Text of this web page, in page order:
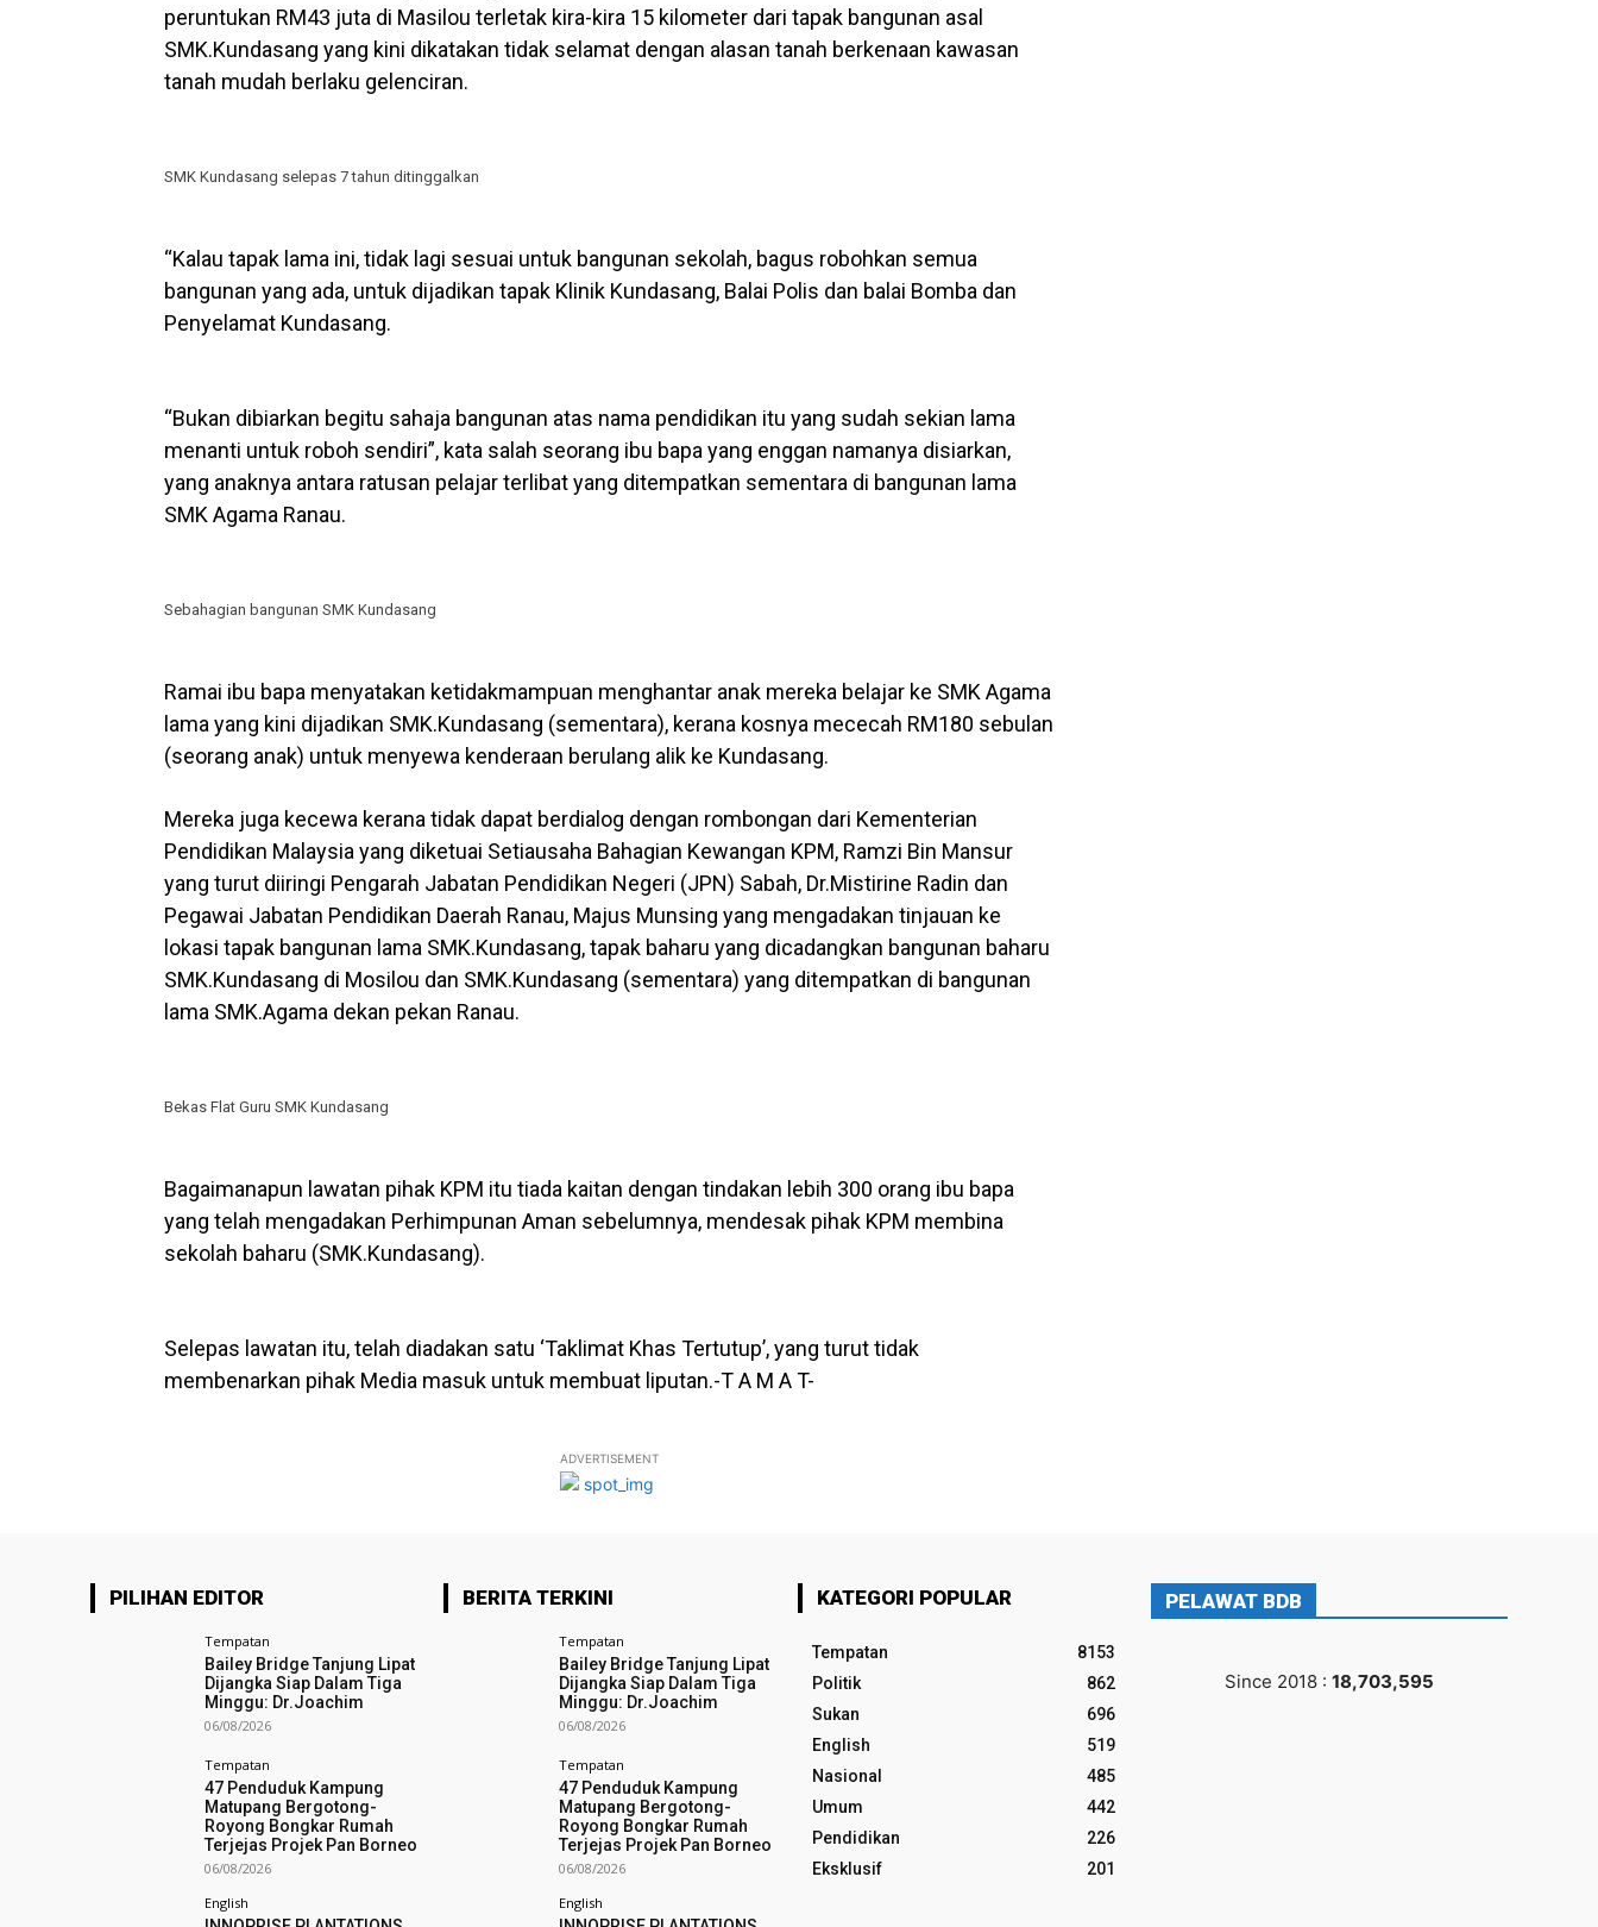
peruntukan RM43 juta di Masilou terletak kira-kira 15 kilometer dari tapak bangunan asal
SMK.Kundasang yang kini dikatakan tidak selamat dengan alasan tanah berkenaan kawasan
tanah mudah berlaku gelenciran.
SMK Kundasang selepas 7 tahun ditinggalkan
“Kalau tapak lama ini, tidak lagi sesuai untuk bangunan sekolah, bagus robohkan semua
bangunan yang ada, untuk dijadikan tapak Klinik Kundasang, Balai Polis dan balai Bomba dan
Penyelamat Kundasang.
“Bukan dibiarkan begitu sahaja bangunan atas nama pendidikan itu yang sudah sekian lama
menanti untuk roboh sendiri”, kata salah seorang ibu bapa yang enggan namanya disiarkan,
yang anaknya antara ratusan pelajar terlibat yang ditempatkan sementara di bangunan lama
SMK Agama Ranau.
Sebahagian bangunan SMK Kundasang
Ramai ibu bapa menyatakan ketidakmampuan menghantar anak mereka belajar ke SMK Agama
lama yang kini dijadikan SMK.Kundasang (sementara), kerana kosnya mececah RM180 sebulan
(seorang anak) untuk menyewa kenderaan berulang alik ke Kundasang.
Mereka juga kecewa kerana tidak dapat berdialog dengan rombongan dari Kementerian
Pendidikan Malaysia yang diketuai Setiausaha Bahagian Kewangan KPM, Ramzi Bin Mansur
yang turut diiringi Pengarah Jabatan Pendidikan Negeri (JPN) Sabah, Dr.Mistirine Radin dan
Pegawai Jabatan Pendidikan Daerah Ranau, Majus Munsing yang mengadakan tinjauan ke
lokasi tapak bangunan lama SMK.Kundasang, tapak baharu yang dicadangkan bangunan baharu
SMK.Kundasang di Mosilou dan SMK.Kundasang (sementara) yang ditempatkan di bangunan
lama SMK.Agama dekan pekan Ranau.
Bekas Flat Guru SMK Kundasang
Bagaimanapun lawatan pihak KPM itu tiada kaitan dengan tindakan lebih 300 orang ibu bapa
yang telah mengadakan Perhimpunan Aman sebelumnya, mendesak pihak KPM membina
sekolah baharu (SMK.Kundasang).
Selepas lawatan itu, telah diadakan satu ‘Taklimat Khas Tertutup’, yang turut tidak
membenarkan pihak Media masuk untuk membuat liputan.-T A M A T-
ADVERTISEMENT
PILIHAN EDITOR
Tempatan
Bailey Bridge Tanjung Lipat
Dijangka Siap Dalam Tiga
Minggu: Dr.Joachim
06/08/2026
Tempatan
47 Penduduk Kampung
Matupang Bergotong-
Royong Bongkar Rumah
Terjejas Projek Pan Borneo
06/08/2026
English
BERITA TERKINI
Tempatan
Bailey Bridge Tanjung Lipat
Dijangka Siap Dalam Tiga
Minggu: Dr.Joachim
06/08/2026
Tempatan
47 Penduduk Kampung
Matupang Bergotong-
Royong Bongkar Rumah
Terjejas Projek Pan Borneo
06/08/2026
English
KATEGORI POPULAR
Tempatan
8153
Politik
862
Sukan
696
English
519
Nasional
485
Umum
442
Pendidikan
226
Eksklusif
201
PELAWAT BDB
Since 2018 : 18,703,595